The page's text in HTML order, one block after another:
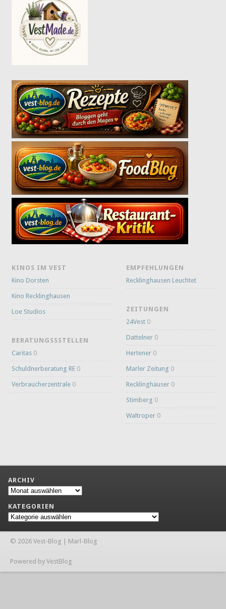
KINOS IM VEST
Kino Dorsten
Kino Recklinghausen
Loe Studios
BERATUNGSSSTELLEN
Caritas 0
Schuldnerberatung RE 0
Verbraucherzentrale 0
EMPFEHLUNGEN
Recklinghausen Leuchtet
ZEITUNGEN
24Vest 0
Dattelner 0
Hertener 0
Marler Zeitung 0
Recklinghäuser 0
Stimberg 0
Waltroper 0
ARCHIV
Archiv
KATEGORIEN
Kategorien
© 2026 Vest-Blog | Marl-Blog
Powered by VestBlog